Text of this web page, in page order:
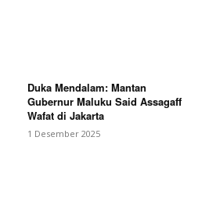
Duka Mendalam: Mantan
Gubernur Maluku Said Assagaff
Wafat di Jakarta
1 Desember 2025